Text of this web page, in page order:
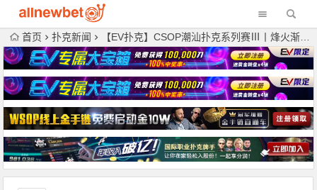
首页 扑克新闻 【EV扑克】CSOP潮汕扑克系列赛Ⅲ丨烽火渐收，决战前夜，主赛Day3收官，明日Day4冠军加冕